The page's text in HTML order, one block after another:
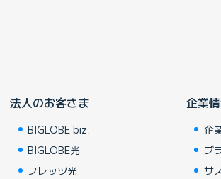
法人のお客さま
BIGLOBE biz.
BIGLOBE光
フレッツ光
企業
企
ブ
サ